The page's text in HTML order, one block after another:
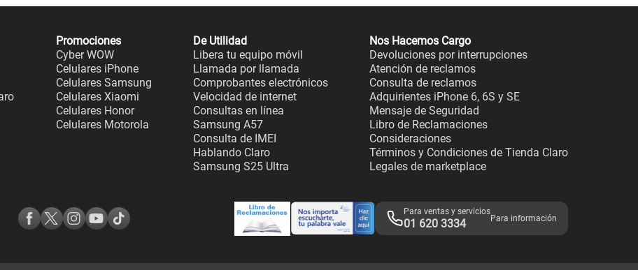
Promociones
Cyber WOW
Celulares iPhone
Celulares Samsung
Celulares Xiaomi
Celulares Honor
Celulares Motorola
De Utilidad
Libera tu equipo móvil
Llamada por llamada
Comprobantes electrónicos
Velocidad de internet
Consultas en línea
Samsung A57
Consulta de IMEI
Hablando Claro
Samsung S25 Ultra
Nos Hacemos Cargo
Devoluciones por interrupciones
Atención de reclamos
Consulta de reclamos
Adquirientes iPhone 6, 6S y SE
Mensaje de Seguridad
Libro de Reclamaciones
Consideraciones
Términos y Condiciones de Tienda Claro
Legales de marketplace
Para ventas y servicios
01 620 3334 Para información